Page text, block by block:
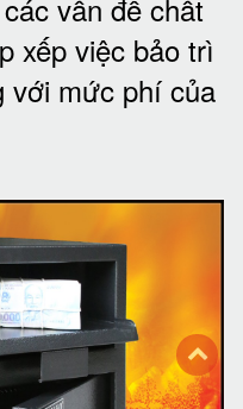
vấn đề chất
xếp việc bảo trì
với mức phí của
back